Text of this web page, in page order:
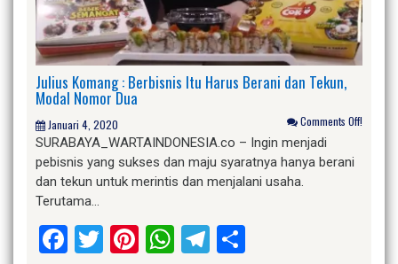
Julius Komang : Berbisnis Itu Harus Berani dan Tekun,
Modal Nomor Dua
Januari 4, 2020 Comments Off!
SURABAYA_WARTAINDONESIA.co – Ingin menjadi
pebisnis yang sukses dan maju syaratnya hanya berani
dan tekun untuk merintis dan menjalani usaha.
Terutama…
Facebook
Twitter
Pinterest
WhatsApp
Telegram